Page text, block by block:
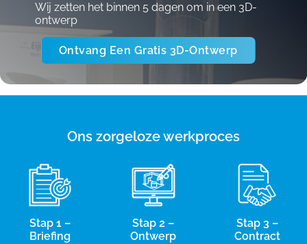
Wij zetten het binnen 5 dagen om in een 3D-
ontwerp
Ontvang Een Gratis 3D-Ontwerp
Ons zorgeloze werkproces
Stap 1 –
Briefing
Stap 2 –
Ontwerp
Stap 3 –
Contract